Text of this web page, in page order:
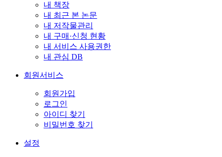
내 책장
내 최근 본 논문
내 저작물관리
내 구매·신청 현황
내 서비스 사용권한
내 관심 DB
회원서비스
회원가입
로그인
아이디 찾기
비밀번호 찾기
설정